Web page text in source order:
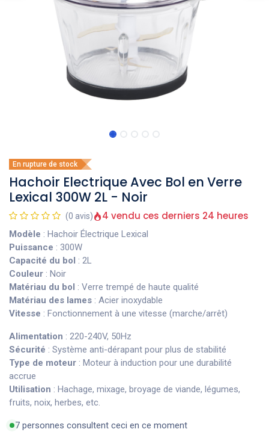
En rupture de stock
Hachoir Electrique Avec Bol en Verre
Lexical 300W 2L - Noir
(0 avis) 4 vendu ces derniers 24 heures
Modèle : Hachoir Électrique Lexical
Puissance : 300W
Capacité du bol : 2L
Couleur : Noir
Matériau du bol : Verre trempé de haute qualité
Matériau des lames : Acier inoxydable
Vitesse : Fonctionnement à une vitesse (marche/arrêt)
Alimentation : 220-240V, 50Hz
Sécurité : Système anti-dérapant pour plus de stabilité
Type de moteur : Moteur à induction pour une durabilité
accrue
Utilisation : Hachage, mixage, broyage de viande, légumes,
fruits, noix, herbes, etc.
7 personnes consultent ceci en ce moment